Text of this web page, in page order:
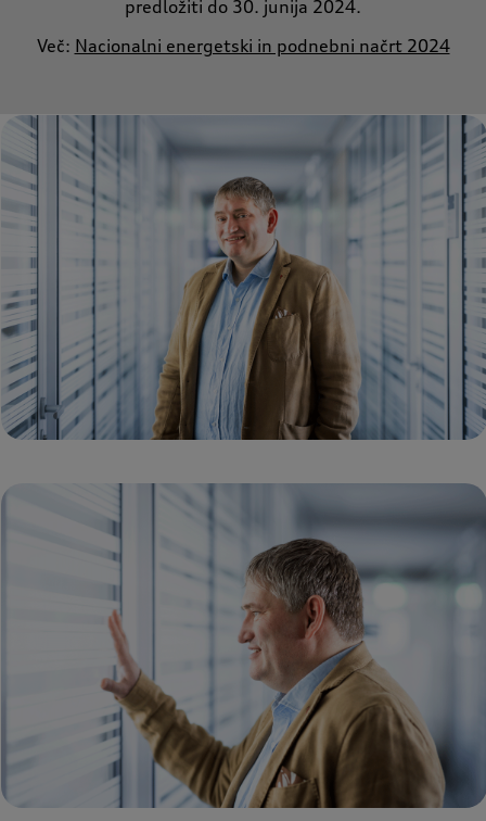
predložiti do 30. junija 2024.
Več: Nacionalni energetski in podnebni načrt 2024